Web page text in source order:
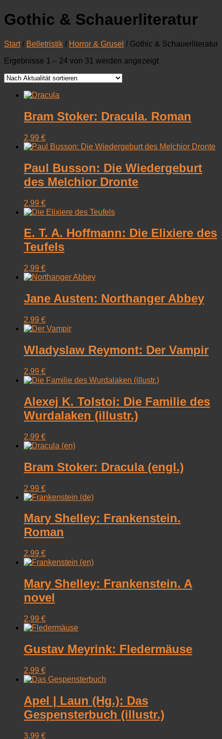
Gothic & Schauerliteratur
Start/ Belletristik / Horror & Grusel / Gothic & Schauerliteratur
Ergebnisse 1 – 24 von 31 werden angezeigtNach
Bram Stoker: Dracula. Roman
2,99 €
Paul Busson: Die Wiedergeburt
des Melchior Dronte
2,99 €
E. T. A. Hoffmann: Die Elixiere des
Teufels
2,99 €
Jane Austen: Northanger Abbey
2,99 €
Wladyslaw Reymont: Der Vampir
2,99 €
Alexej K. Tolstoi: Die Familie des
Wurdalaken (illustr.)
2,99 €
Bram Stoker: Dracula (engl.)
2,99 €
Mary Shelley: Frankenstein.
Roman
2,99 €
Mary Shelley: Frankenstein. A
novel
2,99 €
Gustav Meyrink: Fledermäuse
2,99 €
Apel | Laun (Hg.): Das
Gespensterbuch (illustr.)
3,99 €